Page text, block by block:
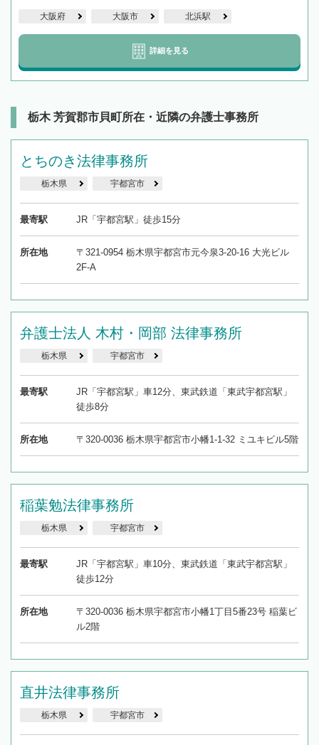
大阪府 大阪市 北浜駅
詳細を見る
栃木 芳賀郡市貝町所在・近隣の弁護士事務所
とちのき法律事務所
栃木県 宇都宮市
最寄駅 JR「宇都宮駅」徒歩15分
所在地
〒321-0954 栃木県宇都宮市元今泉3-20-16 大光ビル
2F-A
弁護士法人 木村・岡部 法律事務所
栃木県 宇都宮市
最寄駅
JR「宇都宮駅」車12分、東武鉄道「東武宇都宮駅」
徒歩8分
所在地 〒320-0036 栃木県宇都宮市小幡1-1-32 ミユキビル5階
稲葉勉法律事務所
栃木県 宇都宮市
最寄駅
JR「宇都宮駅」車10分、東武鉄道「東武宇都宮駅」
徒歩12分
所在地
〒320-0036 栃木県宇都宮市小幡1丁目5番23号 稲葉ビ
ル2階
直井法律事務所
栃木県 宇都宮市